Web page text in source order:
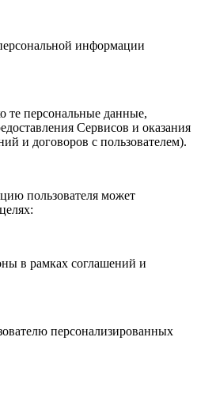
информации
те персональные данные,
Сервисов и оказания
и договоров с пользователем).
пользователя может
в рамках соглашений и
персонализированных